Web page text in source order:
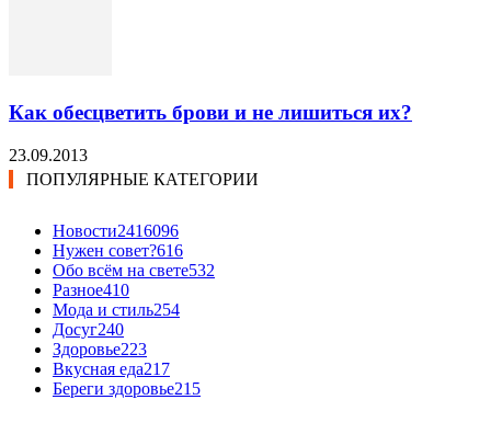
Как обесцветить брови и не лишиться их?
23.09.2013
ПОПУЛЯРНЫЕ КАТЕГОРИИ
Новости2416096
Нужен совет?616
Обо всём на свете532
Разное410
Мода и стиль254
Досуг240
Здоровье223
Вкусная еда217
Береги здоровье215